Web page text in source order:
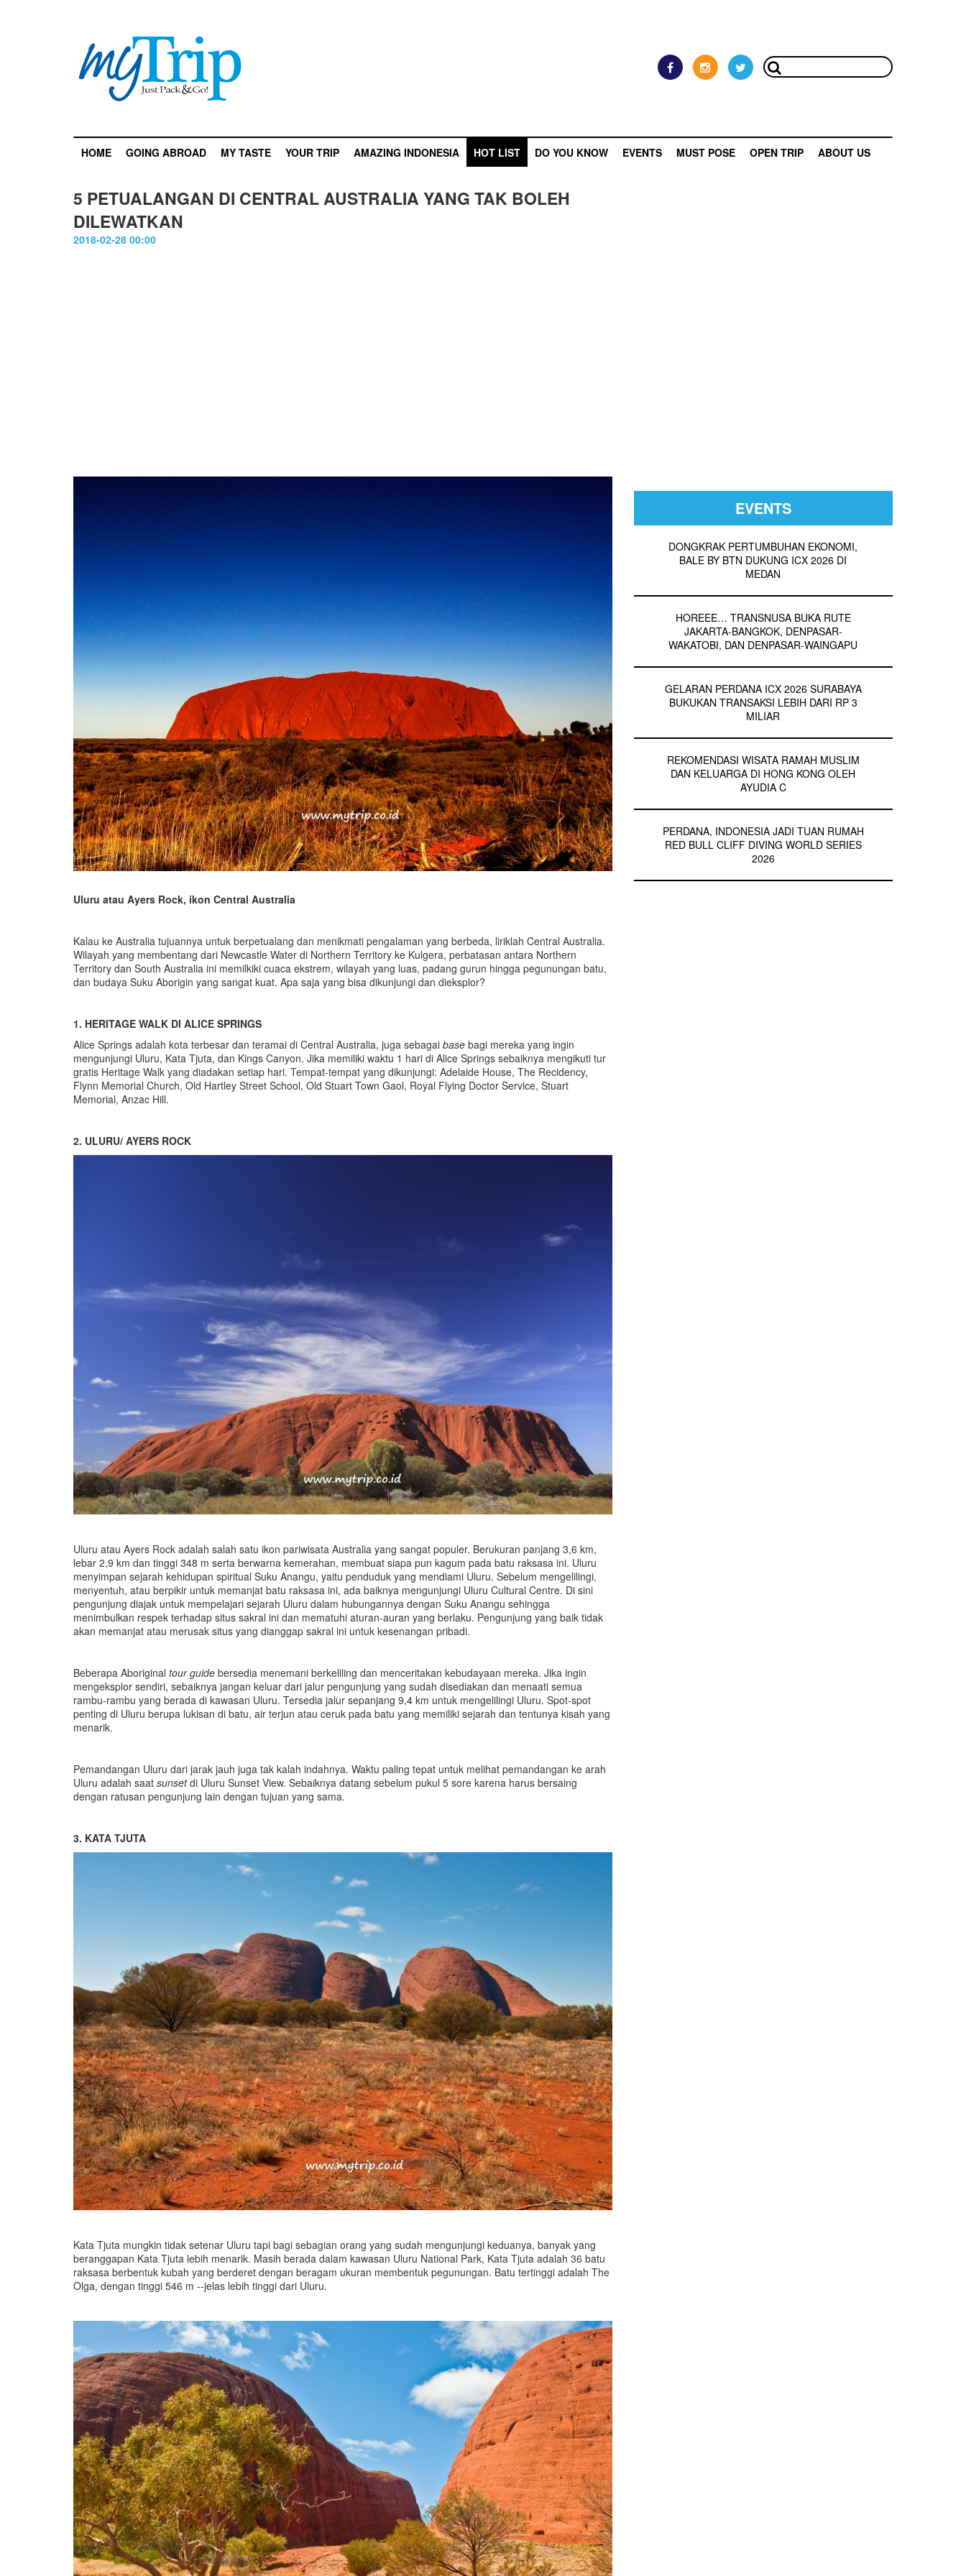
HOME GOING ABROAD MY TASTE YOUR TRIP AMAZING INDONESIA HOT LIST DO YOU KNOW EVENTS MUST POSE OPEN TRIP ABOUT US
5 PETUALANGAN DI CENTRAL AUSTRALIA YANG TAK BOLEH
DILEWATKAN
2018-02-28 00:00
Uluru atau Ayers Rock, ikon Central Australia
Kalau ke Australia tujuannya untuk berpetualang dan menikmati pengalaman yang berbeda, liriklah Central Australia.
Wilayah yang membentang dari Newcastle Water di Northern Territory ke Kulgera, perbatasan antara Northern
Territory dan South Australia ini memilkiki cuaca ekstrem, wilayah yang luas, padang gurun hingga pegunungan batu,
dan budaya Suku Aborigin yang sangat kuat. Apa saja yang bisa dikunjungi dan dieksplor?
1. HERITAGE WALK DI ALICE SPRINGS
Alice Springs adalah kota terbesar dan teramai di Central Australia, juga sebagai base bagi mereka yang ingin
mengunjungi Uluru, Kata Tjuta, dan Kings Canyon. Jika memiliki waktu 1 hari di Alice Springs sebaiknya mengikuti tur
gratis Heritage Walk yang diadakan setiap hari. Tempat-tempat yang dikunjungi: Adelaide House, The Recidency,
Flynn Memorial Church, Old Hartley Street School, Old Stuart Town Gaol, Royal Flying Doctor Service, Stuart
Memorial, Anzac Hill.
2. ULURU/ AYERS ROCK
Uluru atau Ayers Rock adalah salah satu ikon pariwisata Australia yang sangat populer. Berukuran panjang 3,6 km,
lebar 2,9 km dan tinggi 348 m serta berwarna kemerahan, membuat siapa pun kagum pada batu raksasa ini. Uluru
menyimpan sejarah kehidupan spiritual Suku Anangu, yaitu penduduk yang mendiami Uluru. Sebelum mengelilingi,
menyentuh, atau berpikir untuk memanjat batu raksasa ini, ada baiknya mengunjungi Uluru Cultural Centre. Di sini
pengunjung diajak untuk mempelajari sejarah Uluru dalam hubungannya dengan Suku Anangu sehingga
menimbulkan respek terhadap situs sakral ini dan mematuhi aturan-auran yang berlaku. Pengunjung yang baik tidak
akan memanjat atau merusak situs yang dianggap sakral ini untuk kesenangan pribadi.
Beberapa Aboriginal tour guide bersedia menemani berkeliling dan menceritakan kebudayaan mereka. Jika ingin
mengeksplor sendiri, sebaiknya jangan keluar dari jalur pengunjung yang sudah disediakan dan menaati semua
rambu-rambu yang berada di kawasan Uluru. Tersedia jalur sepanjang 9,4 km untuk mengelilingi Uluru. Spot-spot
penting di Uluru berupa lukisan di batu, air terjun atau ceruk pada batu yang memiliki sejarah dan tentunya kisah yang
menarik.
Pemandangan Uluru dari jarak jauh juga tak kalah indahnya. Waktu paling tepat untuk melihat pemandangan ke arah
Uluru adalah saat sunsetdi Uluru Sunset View. Sebaiknya datang sebelum pukul 5 sore karena harus bersaing
dengan ratusan pengunjung lain dengan tujuan yang sama.
3. KATA TJUTA
Kata Tjuta mungkin tidak setenar Uluru tapi bagi sebagian orang yang sudah mengunjungi keduanya, banyak yang
beranggapan Kata Tjuta lebih menarik. Masih berada dalam kawasan Uluru National Park, Kata Tjuta adalah 36 batu
raksasa berbentuk kubah yang berderet dengan beragam ukuran membentuk pegunungan. Batu tertinggi adalah The
Olga, dengan tinggi 546 m --jelas lebih tinggi dari Uluru.
EVENTS
DONGKRAK PERTUMBUHAN EKONOMI,
BALE BY BTN DUKUNG ICX 2026 DI
MEDAN
HOREEE… TRANSNUSA BUKA RUTE
JAKARTA-BANGKOK, DENPASAR-
WAKATOBI, DAN DENPASAR-WAINGAPU
GELARAN PERDANA ICX 2026 SURABAYA
BUKUKAN TRANSAKSI LEBIH DARI RP 3
MILIAR
REKOMENDASI WISATA RAMAH MUSLIM
DAN KELUARGA DI HONG KONG OLEH
AYUDIA C
PERDANA, INDONESIA JADI TUAN RUMAH
RED BULL CLIFF DIVING WORLD SERIES
2026